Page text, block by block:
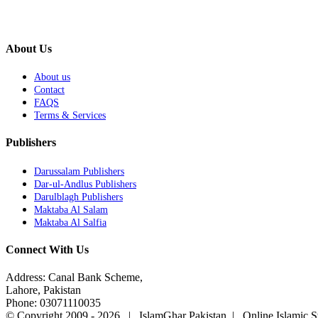
About Us
About us
Contact
FAQS
Terms & Services
Publishers
Darussalam Publishers
Dar-ul-Andlus Publishers
Darulblagh Publishers
Maktaba Al Salam
Maktaba Al Salfia
Connect With Us
Address: Canal Bank Scheme,
Lahore, Pakistan
Phone: 03071110035